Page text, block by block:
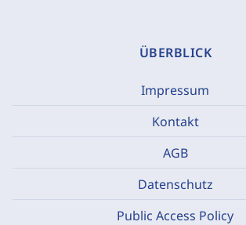
ÜBERBLICK
Impressum
Kontakt
AGB
Datenschutz
Public Access Policy